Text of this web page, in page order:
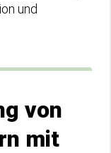
und
von
mit